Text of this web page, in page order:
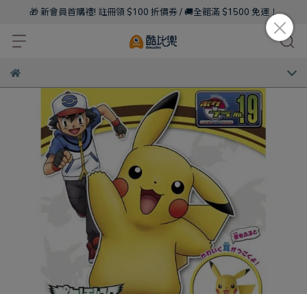
🎁 新會員首購禮! 註冊領 $100 折價券 / 🚚全館滿 $1500 免運！